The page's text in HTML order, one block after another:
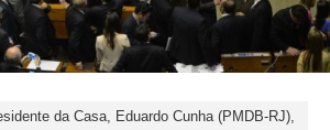
da Casa, Eduardo Cunha (PMDB-RJ),